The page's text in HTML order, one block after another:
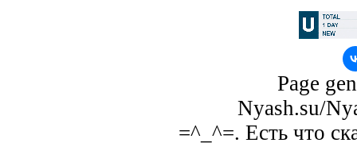
Page
Nyash.su/
=^_^=. Есть что